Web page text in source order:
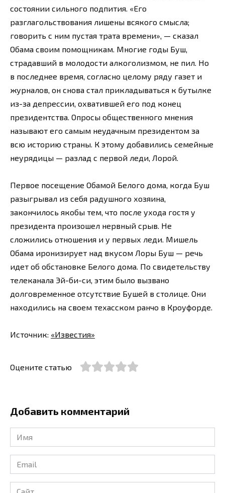
состоянии сильного подпития. «Его
разглагольствования лишены всякого смысла;
говорить с ним пустая трата времени», — сказал
Обама своим помощникам. Многие годы Буш,
страдавший в молодости алкоголизмом, не пил. Но
в последнее время, согласно целому ряду газет и
журналов, он снова стал прикладываться к бутылке
из-за депрессии, охватившей его под конец
президентства. Опросы общественного мнения
называют его самым неудачным президентом за
всю историю страны. К этому добавились семейные
неурядицы — разлад с первой леди, Лорой.
Первое посещение Обамой Белого дома, когда Буш
разыгрывал из себя радушного хозяина,
закончилось якобы тем, что после ухода гостя у
президента произошел нервный срыв. Не
сложились отношения и у первых леди. Мишель
Обама иронизирует над вкусом Лоры Буш — речь
идет об обстановке Белого дома. По свидетельству
телеканала Эй-би-си, этим было вызвано
долговременное отсутствие Бушей в столице. Они
находились на своем техасском ранчо в Кроуфорде.
Источник: «Известия»
Оцените статью
Добавить комментарий
Имя
*
Email
*
Сайт